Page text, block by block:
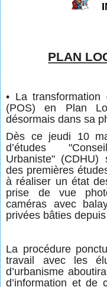
PLAN
• La transformation
(POS) en Plan
désormais dans sa
Dès ce jeudi 10
d’études "
Urbaniste" (CDHU)
des premières
à réaliser un état
prise de vue
caméras avec
privées bâties
La procédure
travail avec les
d’urbanisme
d’information et de